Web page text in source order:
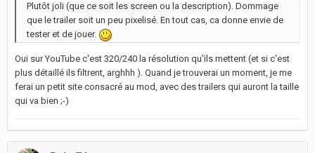
Plutôt joli (que ce soit les screen ou la description). Dommage
que le trailer soit un peu pixelisé. En tout cas, ca donne envie de
tester et de jouer.
Oui sur YouTube c'est 320/240 la résolution qu'ils mettent (et si c'est
plus détaillé ils filtrent, arghhh ). Quand je trouverai un moment, je me
ferai un petit site consacré au mod, avec des trailers qui auront la taille
qui va bien ;-)